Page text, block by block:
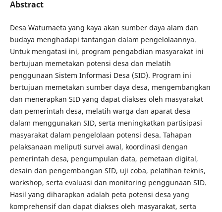
Abstract
Desa Watumaeta yang kaya akan sumber daya alam dan
budaya menghadapi tantangan dalam pengelolaannya.
Untuk mengatasi ini, program pengabdian masyarakat ini
bertujuan memetakan potensi desa dan melatih
penggunaan Sistem Informasi Desa (SID). Program ini
bertujuan memetakan sumber daya desa, mengembangkan
dan menerapkan SID yang dapat diakses oleh masyarakat
dan pemerintah desa, melatih warga dan aparat desa
dalam menggunakan SID, serta meningkatkan partisipasi
masyarakat dalam pengelolaan potensi desa. Tahapan
pelaksanaan meliputi survei awal, koordinasi dengan
pemerintah desa, pengumpulan data, pemetaan digital,
desain dan pengembangan SID, uji coba, pelatihan teknis,
workshop, serta evaluasi dan monitoring penggunaan SID.
Hasil yang diharapkan adalah peta potensi desa yang
komprehensif dan dapat diakses oleh masyarakat, serta